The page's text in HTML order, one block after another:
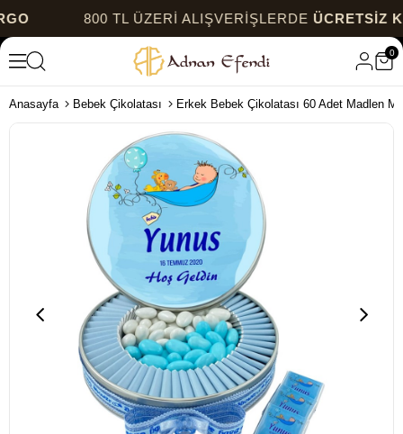
800 TL ÜZERİ ALIŞVERİŞLERDEÜCRETSİZ KARGO
0
Anasayfa Bebek Çikolatası Erkek Bebek Çikolatası 60 Adet Madlen